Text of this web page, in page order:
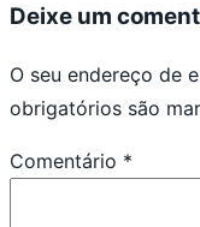
Deixe um
O seu endereço de
obrigatórios são
Comentário *